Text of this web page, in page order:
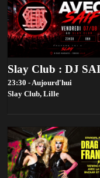
23:30 - Aujourd'hui
Slay Club, Lille